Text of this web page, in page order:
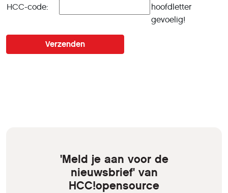
HCC-code:
hoofdletter
gevoelig!
'Meld je aan voor de
nieuwsbrief' van
HCC!opensource